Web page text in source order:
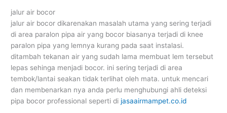
jalur air bocor
jalur air bocor dikarenakan masalah utama yang sering terjadi
di area paralon pipa air yang bocor biasanya terjadi di knee
paralon pipa yang lemnya kurang pada saat instalasi.
ditambah tekanan air yang sudah lama membuat lem tersebut
lepas sehinga menjadi bocor. ini sering terjadi di area
tembok/lantai seakan tidak terlihat oleh mata. untuk mencari
dan membenarkan nya anda perlu menghubungi ahli deteksi
pipa bocor professional seperti di jasaairmampet.co.id